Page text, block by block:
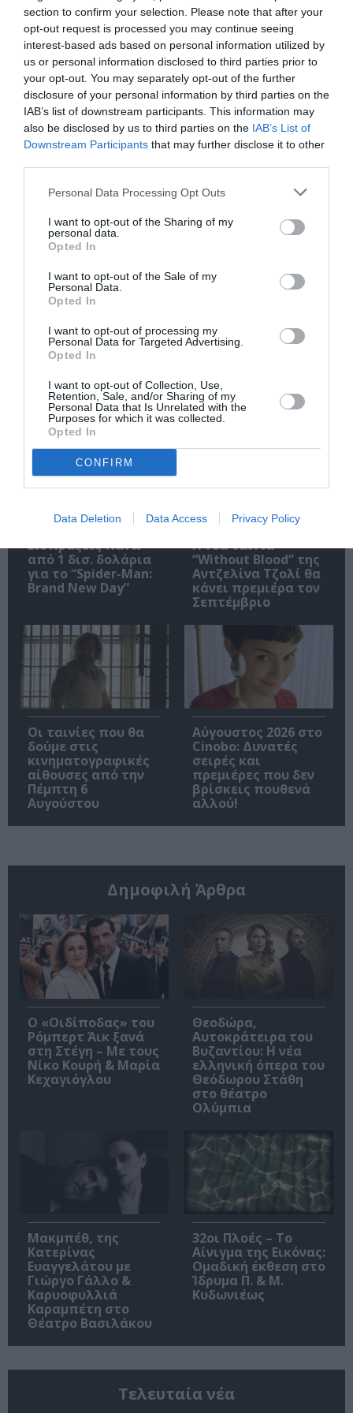
section to confirm your selection. Please note that after your
opt-out request is processed you may continue seeing
interest-based ads based on personal information utilized by
us or personal information disclosed to third parties prior to
your opt-out. You may separately opt-out of the further
disclosure of your personal information by third parties on the
IAB’s list of downstream participants. This information may
also be disclosed by us to third parties on the IAB’s List of
Downstream Participants that may further disclose it to other
Personal Data Processing Opt Outs
I want to opt-out of the Sharing of my
personal data.
Opted In
I want to opt-out of the Sale of my
Personal Data.
Opted In
I want to opt-out of processing my
Personal Data for Targeted Advertising.
Opted In
I want to opt-out of Collection, Use,
Retention, Sale, and/or Sharing of my
Personal Data that Is Unrelated with the
Purposes for which it was collected.
Opted In
CONFIRM
Data Deletion Data Access Privacy Policy
Πολιτισμό στο Culturenow.gr
Νέοι Διαγωνισμοί❯
Tags
ΓΑΛΛΙΚΟ ΙΝΣΤΙΤΟΥΤΟ ΑΘΗΝΩΝ
Κάθε βδομάδα στο e-mail σας τα τελευταία νέα για
την Τέχνη και τον Πολιτισμό!
Σχετικά Άρθρα
Εισπράξεις πάνω
από 1 δισ. δολάρια
για το “Spider-Man:
Brand New Day”
Η νέα ταινία
“Without Blood” της
Αντζελίνα Τζολί θα
κάνει πρεμιέρα τον
Σεπτέμβριο
Οι ταινίες που θα
δούμε στις
κινηματογραφικές
αίθουσες από την
Πέμπτη 6
Αυγούστου
Αύγουστος 2026 στο
Cinobo: Δυνατές
σειρές και
πρεμιέρες που δεν
βρίσκεις πουθενά
αλλού!
Δημοφιλή Άρθρα
O «Οιδίποδας» του
Ρόμπερτ Άικ ξανά
στη Στέγη – Με τους
Νίκο Κουρή & Μαρία
Κεχαγιόγλου
Θεοδώρα,
Αυτοκράτειρα του
Βυζαντίου: Η νέα
ελληνική όπερα του
Θεόδωρου Στάθη
στο θέατρο
Ολύμπια
Μακμπέθ, της
Κατερίνας
Ευαγγελάτου με
Γιώργο Γάλλο &
Καρυοφυλλιά
Καραμπέτη στο
Θέατρο Βασιλάκου
32οι Πλοές – Το
Αίνιγμα της Εικόνας:
Ομαδική έκθεση στο
Ίδρυμα Π. & Μ.
Κυδωνιέως
Τελευταία νέα